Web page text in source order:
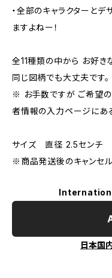
・全部のキャラクターと
ますよねー！
全11種類の中から お好き
同じ図柄でも大丈夫です。
※ お手数ですが ご希望の
者情報の入力ページにあ
サイズ 直径 2.5センチ
※商品発送後のキャンセル
日本国